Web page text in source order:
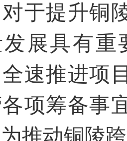
于提升铜
发展具有
速推进项
项筹备事
推动铜陵